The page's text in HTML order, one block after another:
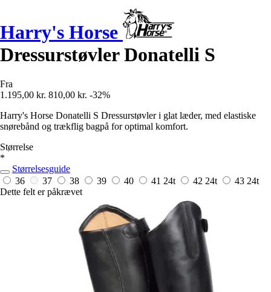
Harry's Horse
Dressurstøvler Donatelli S
Fra
1.195,00 kr. 810,00 kr. -32%
Harry's Horse Donatelli S Dressurstøvler i glat læder, med elastiske
snørebånd og trækflig bagpå for optimal komfort.
Størrelse
*
Størrelsesguide
36
37 38 39 40 41 24t 42 24t 43 24t
Dette felt er påkrævet